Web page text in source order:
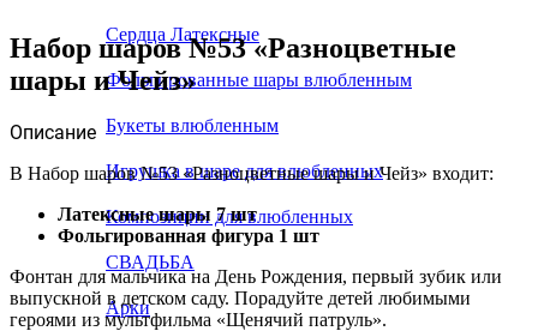
Сердца Латексные
Фольгированные шары влюбленным
Букеты влюбленным
Игрушка в шаре для влюбленных
Композиции для влюбленных
СВАДЬБА
Арки
Набор шаров №53 «Разноцветные
шары и Чейз»
Описание
В Набор шаров №53 «Разноцветные шары и Чейз» входит:
Латексные шары 7 шт
Фольгированная фигура 1 шт
Фонтан для мальчика на День Рождения, первый зубик или
выпускной в детском саду. Порадуйте детей любимыми
героями из мультфильма «Щенячий патруль».